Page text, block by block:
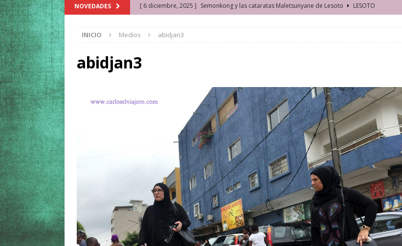
NOVEDADES [ 6 diciembre, 2025 ] Semonkong y las cataratas Maletsunyane de Lesoto
LESOTO
KAZAJISTÁN
JAMAICA. La historia de la misteriosa avioneta de la playa
JAMAICA
[ 27 septiembre, 2025 ] Cómo moverse en Seychelles de manera sostenible
SEYCHELLES
[ 3 agosto, 2025 ]
Qué ver en Manama. La capital de Baréin
BARÉIN
[ 15 marzo, 2026 ] Ela Nguema. El barrio más castizo de Malabo GUINEA ECUATORIAL
INICIO Medios abidjan3
abidjan3